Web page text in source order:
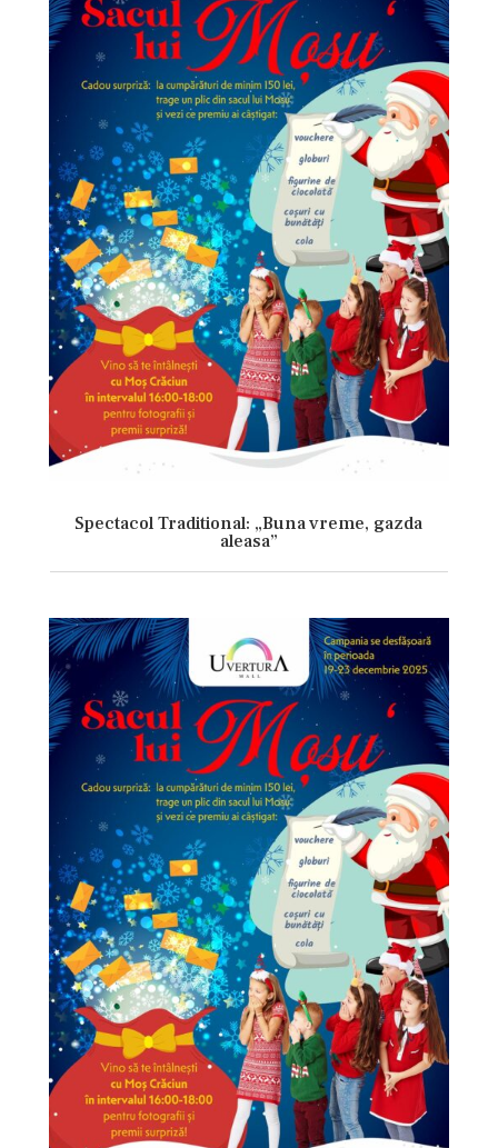
Spectacol Traditional: „Buna vreme, gazda
aleasa”